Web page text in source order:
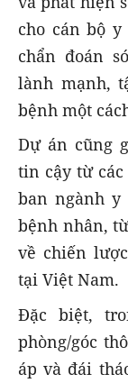
cho cán bộ
chẩn đoán
lành mạnh,
bệnh một
Dự án cũng
tin cậy từ
ban ngành
bệnh nhân,
về chiến
tại Việt Nam.
Đặc biệt,
phòng/góc
áp và đái